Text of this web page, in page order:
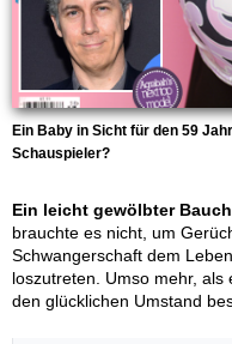
Ein Baby in Sicht für den 59
Schauspieler?
Ein leicht gewölbter
brauchte es nicht, um
Schwangerschaft dem
loszutreten. Umso mehr,
den glücklichen Umstand